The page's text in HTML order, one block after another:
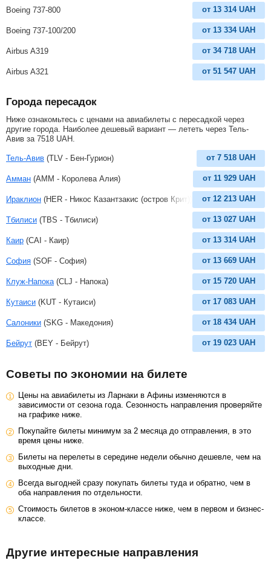
Boeing 737-800 от 13 314 UAH
Boeing 737-100/200 от 13 334 UAH
Airbus A319 от 34 718 UAH
Airbus A321 от 51 547 UAH
Города пересадок
Ниже ознакомьтесь с ценами на авиабилеты с пересадкой через
другие города. Наиболее дешевый вариант — лететь через Тель-
Авив за 7518 UAH
Тель-Авив (TLV - Бен-Гурион) от 7 518 UAH
Амман (AMM - Королева Алия) от 11 929 UAH
Ираклион (HER - Никос Казантзакис (остров Крит)) от 12 213 UAH
Тбилиси (TBS - Тбилиси) от 13 027 UAH
Каир (CAI - Каир) от 13 314 UAH
София (SOF - София) от 13 669 UAH
Клуж-Напока (CLJ - Напока) от 15 720 UAH
Кутаиси (KUT - Кутаиси) от 17 083 UAH
Салоники (SKG - Македония) от 18 434 UAH
Бейрут (BEY - Бейрут) от 19 023 UAH
Советы по экономии на билете
Цены на авиабилеты из Ларнаки в Афины изменяются в
зависимости от сезона года. Сезонность направления проверяйте
на графике ниже.
Покупайте билеты минимум за 2 месяца до отправления, в это
время цены ниже.
Билеты на перелеты в середине недели обычно дешевле, чем на
выходные дни.
Всегда выгодней сразу покупать билеты туда и обратно, чем в
оба направления по отдельности.
Стоимость билетов в эконом-классе ниже, чем в первом и бизнес-
классе.
Другие интересные направления